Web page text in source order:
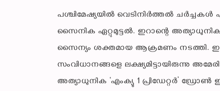
പശ്ചിമേഷ്യയിൽ വെടിനിർത്തൽ ചർച്ചകൾ
സൈനിക ഏറ്റുമുട്ടൽ. ഇറാന്റെ
സൈന്യം ശക്തമായ ആക്രമണം നടത്തി.
സംവിധാനങ്ങളെ ലക്ഷ്യമിട്ടായിരുന്നു
അത്യാധുനിക ‘എംക്യു 1 പ്രിഡേറ്റർ’ ഡ്രോൺ